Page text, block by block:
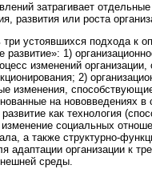
затрагивает
развития или роста
устоявшихся подхода к
развитие»: 1)
изменений
2)
изменения,
на нововведениях
как технология
социальных
а также структурно-
адаптации организации к
среды.